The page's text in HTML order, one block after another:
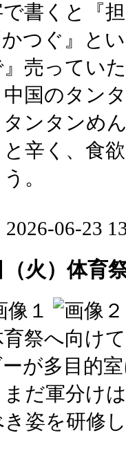
書くと『
つぐ』と
』売ってい
国のタン
ンタンめ
辛く、食
。
2026-06-23
（火）体育
祭へ向け
が多目的
まだ軍分け
き姿を研修